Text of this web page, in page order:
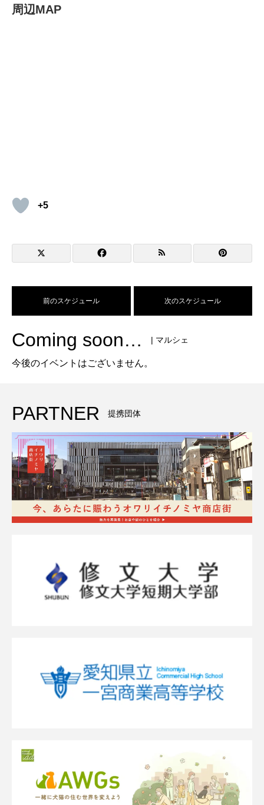
周辺MAP
+5
前のスケジュール 次のスケジュール
Coming soon… | マルシェ
今後のイベントはございません。
PARTNER 提携団体